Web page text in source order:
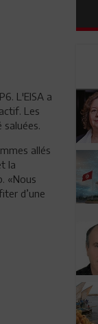
L'EISA a
Les
allés
la
«Nous
d’une